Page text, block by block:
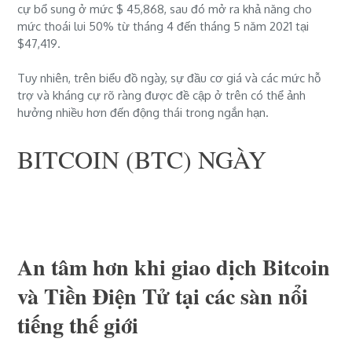
cự bổ sung ở mức $ 45,868, sau đó mở ra khả năng cho
mức thoái lui 50% từ tháng 4 đến tháng 5 năm 2021 tại
$47,419.
Tuy nhiên, trên biểu đồ ngày, sự đầu cơ giá và các mức hỗ
trợ và kháng cự rõ ràng được đề cập ở trên có thể ảnh
hưởng nhiều hơn đến động thái trong ngắn hạn.
BITCOIN (BTC) NGÀY
An tâm hơn khi giao dịch Bitcoin
và Tiền Điện Tử tại các sàn nổi
tiếng thế giới